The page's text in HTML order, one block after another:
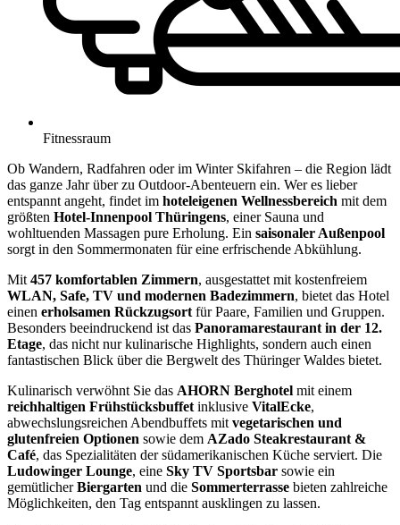
Fitnessraum
Ob Wandern, Radfahren oder im Winter Skifahren – die Region lädt
das ganze Jahr über zu Outdoor-Abenteuern ein. Wer es lieber
entspannt angeht, findet im hoteleigenen Wellnessbereich mit dem
größten Hotel-Innenpool Thüringens, einer Sauna und
wohltuenden Massagen pure Erholung. Ein saisonaler Außenpool
sorgt in den Sommermonaten für eine erfrischende Abkühlung.
Mit457 komfortablen Zimmern, ausgestattet mit kostenfreiem
WLAN, Safe, TV und modernen Badezimmern, bietet das Hotel
einen erholsamen Rückzugsortfür Paare, Familien und Gruppen.
Besonders beeindruckend ist das Panoramarestaurant in der 12.
Etage, das nicht nur kulinarische Highlights, sondern auch einen
fantastischen Blick über die Bergwelt des Thüringer Waldes bietet.
Kulinarisch verwöhnt Sie das AHORN Berghotel mit einem
reichhaltigen Frühstücksbuffetinklusive VitalEcke,
abwechslungsreichen Abendbuffets mitvegetarischen und
glutenfreien Optionen sowie dem AZado Steakrestaurant &
Café, das Spezialitäten der südamerikanischen Küche serviert. Die
Ludowinger Lounge, eine Sky TV Sportsbar sowie ein
gemütlicherBiergarten und die Sommerterrasse bieten zahlreiche
Möglichkeiten, den Tag entspannt ausklingen zu lassen.